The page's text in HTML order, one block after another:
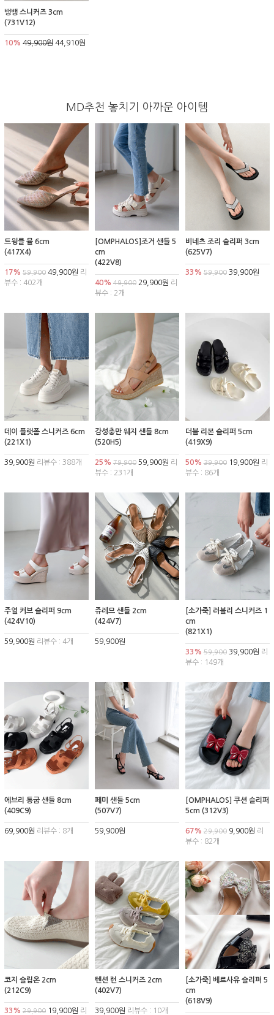
뱅뱅 스니커즈 3cm
(731V12)
10% 49,900원 44,910원
MD추천 놓치기 아까운 아이템
트윙클 뮬 6cm
(417X4)
17% 59,900 49,900원 리
뷰수 : 402개
[OMPHALOS]조거 샌들 5
cm
(422V8)
40% 49,90029,900원 리
뷰수 : 2개
비네츠 조리 슬리퍼 3cm
(625V7)
33% 59,90039,900원
데이 플랫폼 스니커즈 6cm
(221X1)
39,900원 리뷰수 : 388개
감성충만 웨지 샌들 8cm
(520H5)
25% 79,90059,900원 리
뷰수 : 231개
더블 리본 슬리퍼 5cm
(419X9)
50% 39,90019,900원 리
뷰수 : 86개
주얼 커브 슬리퍼 9cm
(424V10)
59,900원 리뷰수 : 4개
쥬레므 샌들 2cm
(424V7)
59,900원
[소가죽] 러블리 스니커즈 1
cm
(821X1)
33% 59,90039,900원 리
뷰수 : 149개
에브리 통굽 샌들 8cm
(409C9)
69,900원 리뷰수 : 8개
페미 샌들 5cm
(507V7)
59,900원
[OMPHALOS] 쿠션 슬리퍼
5cm (312V3)
67% 29,9009,900원 리
뷰수 : 82개
코지 슬립온 2cm
(212C9)
33% 29,900 19,900원 리
텐션 런 스니커즈 2cm
(402V7)
39,900원 리뷰수 : 10개
[소가죽] 베르사유 슬리퍼 5
cm
(618V9)